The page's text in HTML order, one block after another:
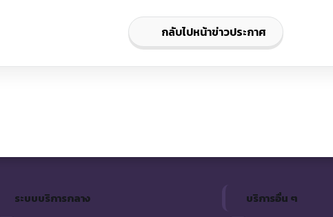
กลับไปหน้าข่าวประกาศ
ระบบบริการกลาง บริการอื่น ๆ